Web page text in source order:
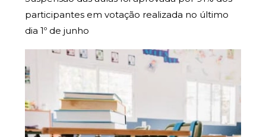
participantes em votação realizada no último
dia 1º de junho